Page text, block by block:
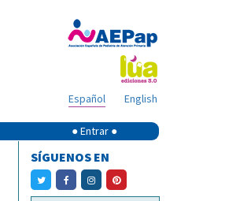
English
Español
● Entrar ●
SÍGUENOS EN